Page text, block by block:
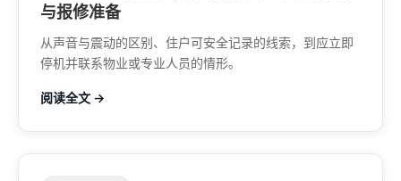
与报修准备
从声音与震动的区别、住户可安全记录的线索，到应立即
停机并联系物业或专业人员的情形。
阅读全文 →